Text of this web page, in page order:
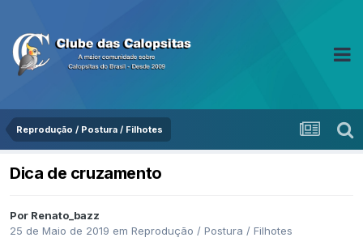
Reprodução / Postura / Filhotes
Dica de cruzamento
Por Renato_bazz
25 de Maio de 2019 em Reprodução / Postura / Filhotes